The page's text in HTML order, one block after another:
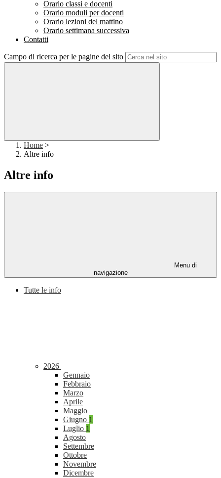
Orario classi e docenti
Orario moduli per docenti
Orario lezioni del mattino
Orario settimana successiva
Contatti
Campo di ricerca per le pagine del sito
Home >
Altre info
Altre info
Menu di
navigazione
Tutte le info
2026
Gennaio
Febbraio
Marzo
Aprile
Maggio
Giugno 1
Luglio 1
Agosto
Settembre
Ottobre
Novembre
Dicembre